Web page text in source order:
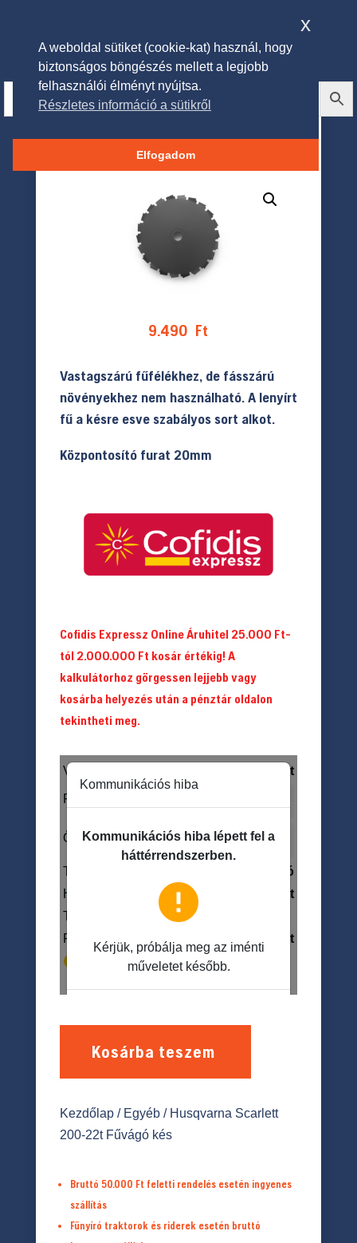
Husqvarna Scarlett 200-22t
Fűvágó kés
9.490 Ft
Vastagszárú fűfélékhez, de fásszárú
növényekhez nem használható. A lenyírt
fű a késre esve szabályos sort alkot.
Központosító furat 20mm
Cofidis Expressz Online Áruhitel 25.000 Ft-
tól 2.000.000 Ft kosár értékig! A
kalkulátorhoz görgessen lejjebb vagy
kosárba helyezés után a pénztár oldalon
tekintheti meg.
Kosárba teszem
Kezdőlap/ Egyéb/ Husqvarna Scarlett
200-22t Fűvágó kés
Bruttó 50.000 Ft feletti rendelés esetén ingyenes
szállítás
Fűnyíró traktorok és riderek esetén bruttó
A weboldal sütiket (cookie-kat) használ, hogy
biztonságos böngészés mellett a legjobb
felhasználói élményt nyújtsa.
Részletes információ a sütikről
Elfogadom
x